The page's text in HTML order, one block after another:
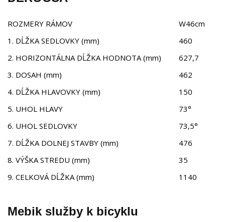
ROZMERY RÁMOV
W46cm
1. DĹŽKA SEDLOVKY (mm)
460
2. HORIZONTÁLNA DĹŽKA HODNOTA (mm)
627,7
3. DOSAH (mm)
462
4. DĹŽKA HLAVOVKY (mm)
150
5. UHOL HLAVY
73°
6. UHOL SEDLOVKY
73,5°
7. DĹŽKA DOLNEJ STAVBY (mm)
476
8. VÝŠKA STREDU (mm)
35
9. CELKOVÁ DĹŽKA (mm)
1140
Mebik služby k bicyklu